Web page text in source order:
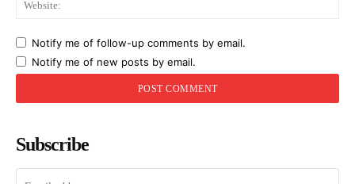
Notify me of follow-up comments by email.
Notify me of new posts by email.
Subscribe